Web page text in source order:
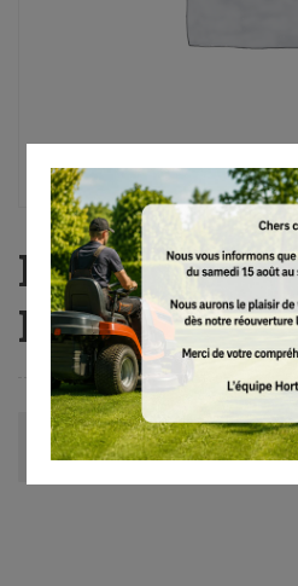
MS 661 C-M
RS Light, 3/8″
Avis